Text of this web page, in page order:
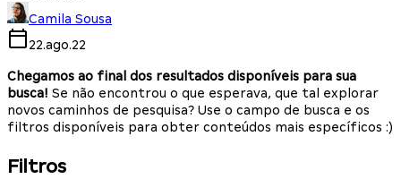
Camila Sousa
22.ago.22
Chegamos ao final dos resultados disponíveis para sua
busca! Se não encontrou o que esperava, que tal explorar
novos caminhos de pesquisa? Use o campo de busca e os
filtros disponíveis para obter conteúdos mais específicos :)
Filtros